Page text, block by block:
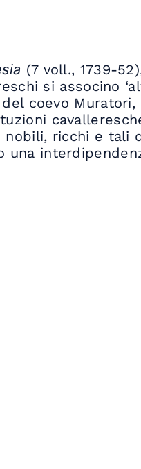
(7 voll., 1739-
si associno
coevo
ricchi e tali